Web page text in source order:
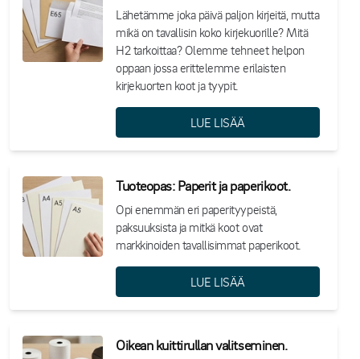
Lähetämme joka päivä paljon kirjeitä, mutta
mikä on tavallisin koko kirjekuorille? Mitä
H2 tarkoittaa? Olemme tehneet helpon
oppaan jossa erittelemme erilaisten
kirjekuorten koot ja tyypit.
LUE LISÄÄ
Tuoteopas: Paperit ja paperikoot.
Opi enemmän eri paperityypeistä,
paksuuksista ja mitkä koot ovat
markkinoiden tavallisimmat paperikoot.
LUE LISÄÄ
Oikean kuittirullan valitseminen.